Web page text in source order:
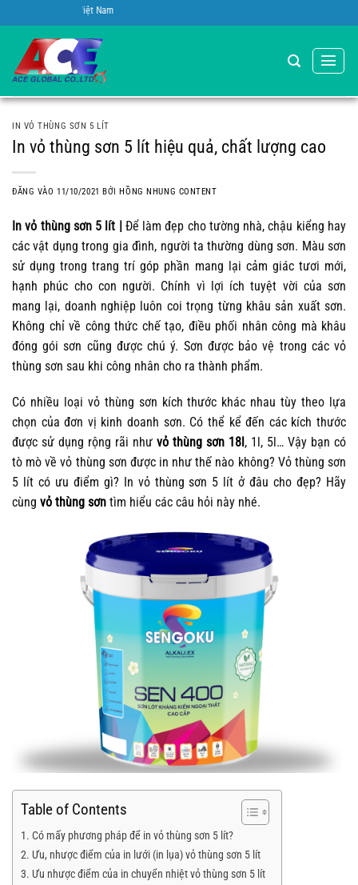
qua
dung
IN VỎ THÙNG SƠN 5 LÍT
In vỏ thùng sơn 5 lít hiệu quả, chất lượng cao
ĐĂNG VÀO11/10/2021 BỞIHỒNG NHUNG CONTENT
In vỏ thùng sơn 5 lít | Để làm đẹp cho tường nhà, chậu kiểng hay
các vật dụng trong gia đình, người ta thường dùng sơn. Màu sơn
sử dụng trong trang trí góp phần mang lại cảm giác tươi mới,
hạnh phúc cho con người. Chính vì lợi ích tuyệt vời của sơn
mang lại, doanh nghiệp luôn coi trọng từng khâu sản xuất sơn.
Không chỉ về công thức chế tạo, điều phối nhân công mà khâu
đóng gói sơn cũng được chú ý. Sơn được bảo vệ trong các vỏ
thùng sơn sau khi công nhân cho ra thành phẩm.
Có nhiều loại vỏ thùng sơn kích thước khác nhau tùy theo lựa
chọn của đơn vị kinh doanh sơn. Có thể kể đến các kích thước
được sử dụng rộng rãi như vỏ thùng sơn 18l , 1l, 5l… Vậy bạn có
tò mò về vỏ thùng sơn được in như thế nào không? Vỏ thùng sơn
5 lít có ưu điểm gì? In vỏ thùng sơn 5 lít ở đâu cho đẹp? Hãy
cùng vỏ thùng sơn tìm hiểu các câu hỏi này nhé.
Table of Contents
Có mấy phương pháp để in vỏ thùng sơn 5 lít?
Ưu, nhược điểm của in lưới (in lụa) vỏ thùng sơn 5 lít
Ưu nhược điểm của in chuyển nhiệt vỏ thùng sơn 5 lít